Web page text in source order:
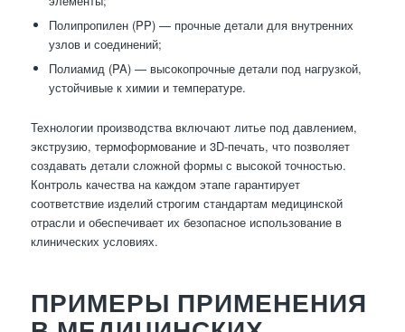
Полипропилен (PP) — прочные детали для внутренних
узлов и соединений;
Полиамид (PA) — высокопрочные детали под нагрузкой,
устойчивые к химии и температуре.
Технологии производства включают литье под давлением,
экструзию, термоформование и 3D-печать, что позволяет
создавать детали сложной формы с высокой точностью.
Контроль качества на каждом этапе гарантирует
соответствие изделий строгим стандартам медицинской
отрасли и обеспечивает их безопасное использование в
клинических условиях.
ПРИМЕРЫ ПРИМЕНЕНИЯ